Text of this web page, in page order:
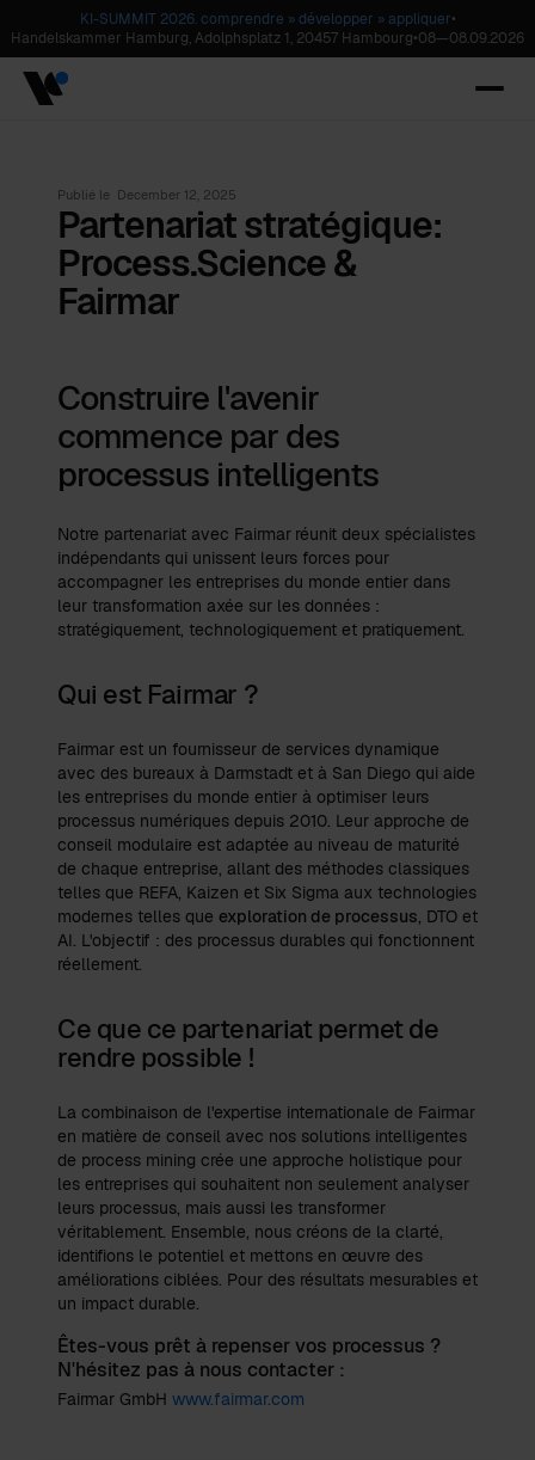
KI-SUMMIT 2026. comprendre » développer » appliquer•
Handelskammer Hamburg, Adolphsplatz 1, 20457 Hambourg•08—08.09.2026
Publié le December 12, 2025
Partenariat stratégique:
Process.Science &
Fairmar
Construire l'avenir
commence par des
processus intelligents
Notre partenariat avec Fairmar réunit deux spécialistes
indépendants qui unissent leurs forces pour
accompagner les entreprises du monde entier dans
leur transformation axée sur les données :
stratégiquement, technologiquement et pratiquement.
Qui est Fairmar ?
Fairmar est un fournisseur de services dynamique
avec des bureaux à Darmstadt et à San Diego qui aide
les entreprises du monde entier à optimiser leurs
processus numériques depuis 2010. Leur approche de
conseil modulaire est adaptée au niveau de maturité
de chaque entreprise, allant des méthodes classiques
telles que REFA, Kaizen et Six Sigma aux technologies
modernes telles que exploration de processus, DTO et
AI. L'objectif : des processus durables qui fonctionnent
réellement.
Ce que ce partenariat permet de
rendre possible !
La combinaison de l'expertise internationale de Fairmar
en matière de conseil avec nos solutions intelligentes
de process mining crée une approche holistique pour
les entreprises qui souhaitent non seulement analyser
leurs processus, mais aussi les transformer
véritablement. Ensemble, nous créons de la clarté,
identifions le potentiel et mettons en œuvre des
améliorations ciblées. Pour des résultats mesurables et
un impact durable.
Êtes-vous prêt à repenser vos processus ?
N'hésitez pas à nous contacter :
Fairmar GmbH www.fairmar.com